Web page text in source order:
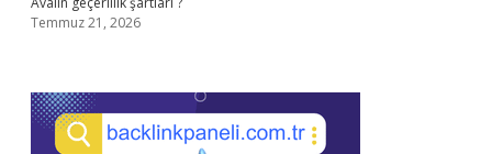
Temmuz 21, 2026